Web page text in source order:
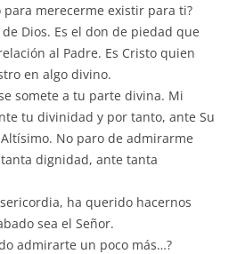
para merecerme existir para ti?
Dios. Es el don de piedad que
al Padre. Es Cristo quien
en algo divino.
somete a tu parte divina. Mi
tu divinidad y por tanto, ante Su
No paro de admirarme
dignidad, ante tanta
ha querido hacernos
sea el Señor.
admirarte un poco más…?